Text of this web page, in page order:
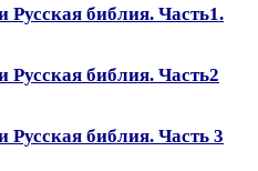
Русская библия. Часть1.
Русская библия. Часть2
Русская библия. Часть 3